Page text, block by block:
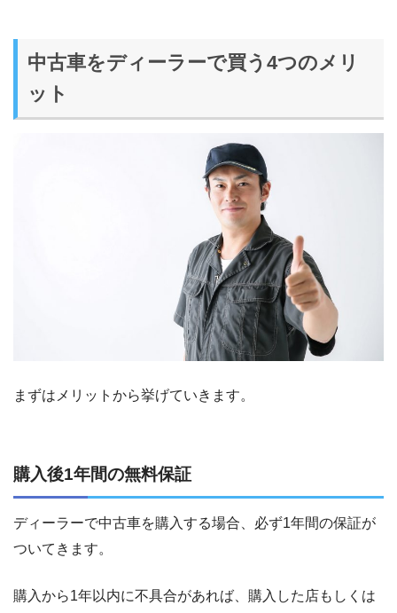
中古車をディーラーで買う4つのメリ
ット
まずはメリットから挙げていきます。
購入後1年間の無料保証
ディーラーで中古車を購入する場合、必ず1年間の保証が
ついてきます。
購入から1年以内に不具合があれば、購入した店もしくは